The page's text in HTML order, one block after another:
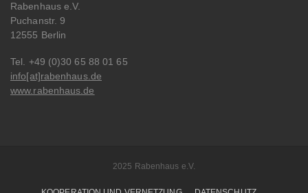
Rabenhaus e.V.
Puchanstr. 9
12555 Berlin
Tel. +49 (0)30 65 88 01 65
info[at]rabenhaus.de
www.rabenhaus.de
2025 Rabenhaus e.V.